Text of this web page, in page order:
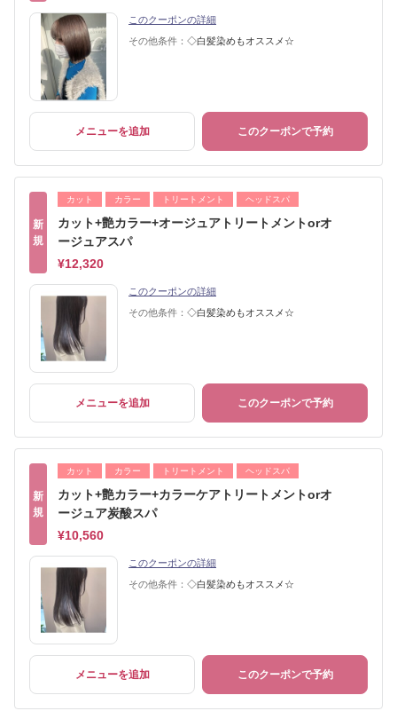
このクーポンの詳細
その他条件： ◇白髪染めもオススメ☆
メニューを追加 このクーポンで予約
新
規
カット カラー トリートメント ヘッドスパ
カット+艶カラー+オージュアトリートメントorオ
ージュアスパ
¥12,320
このクーポンの詳細
その他条件： ◇白髪染めもオススメ☆
メニューを追加 このクーポンで予約
新
規
カット カラー トリートメント ヘッドスパ
カット+艶カラー+カラーケアトリートメントorオ
ージュア炭酸スパ
¥10,560
このクーポンの詳細
その他条件： ◇白髪染めもオススメ☆
メニューを追加 このクーポンで予約